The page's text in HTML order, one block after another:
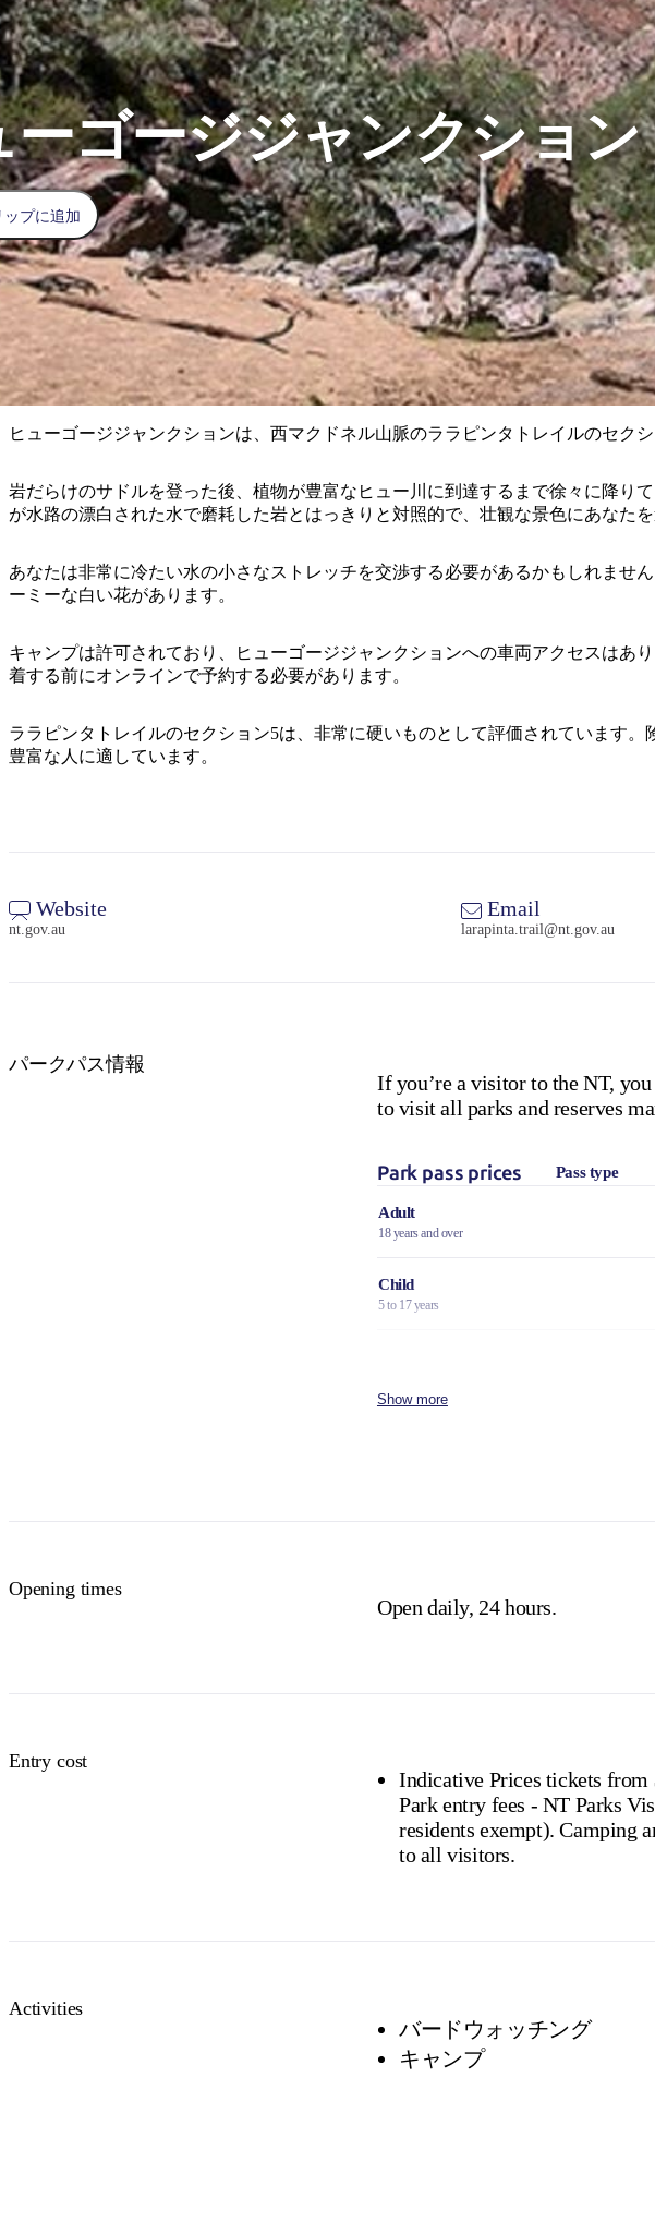
ーゴージジャンクション
プに追加
ヒューゴージジャンクションは、西マクドネル山脈のララピンタトレイルのセクシ
岩だらけのサドルを登った後、植物が豊富なヒュー川に到達するまで徐々に降り
が水路の漂白された水で磨耗した岩とはっきりと対照的で、壮観な景色にあなたを
あなたは非常に冷たい水の小さなストレッチを交渉する必要があるかもしれませ
ーミーな白い花があります。
キャンプは許可されており、ヒューゴージジャンクションへの車両アクセスはあ
着する前にオンラインで予約する必要があります。
ララピンタトレイルのセクション5は、非常に硬いものとして評価されています
豊富な人に適しています。
Website
nt.gov.au
Email
larapinta.trail@nt.gov.au
パークパス情報
If you’re a visitor to the NT, you
to visit all parks and reserves
Park pass prices Pass type
Adult
18 years and over
Child
5 to 17 years
Show more
Opening times
Open daily, 24 hours.
Entry cost
Indicative Prices tickets from
Park entry fees - NT Parks
residents exempt). Camping and extended walk fees apply
to all visitors.
Activities
バードウォッチング
キャンプ